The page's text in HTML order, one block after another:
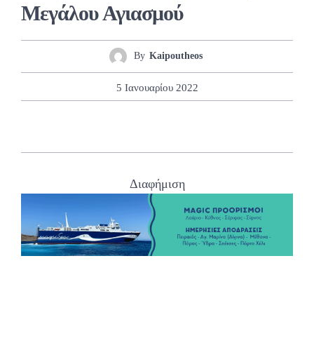
Μεγάλου Αγιασμού
By Kaipoutheos
5 Ιανουαρίου 2022
Διαφήμιση